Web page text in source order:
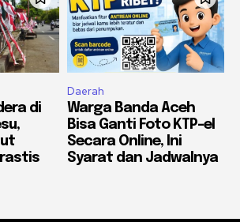
di
Daerah
Warga Banda Aceh
Bisa Ganti Foto KTP-el
Secara Online, Ini
Syarat dan Jadwalnya